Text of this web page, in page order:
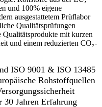
und 100% eigene
ausgestattetem Prüflabor
Qualitätsprüfungen
Qualitätsprodukte mit kurzen
und einem reduzierten CO₂-
ISO 9001 & ISO 13485
Rohstoffquellen
Jahren Erfahrung